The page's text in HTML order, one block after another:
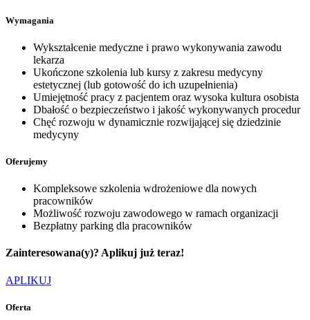
Wymagania
Wykształcenie medyczne i prawo wykonywania zawodu
lekarza
Ukończone szkolenia lub kursy z zakresu medycyny
estetycznej (lub gotowość do ich uzupełnienia)
Umiejętność pracy z pacjentem oraz wysoka kultura osobista
Dbałość o bezpieczeństwo i jakość wykonywanych procedur
Chęć rozwoju w dynamicznie rozwijającej się dziedzinie
medycyny
Oferujemy
Kompleksowe szkolenia wdrożeniowe dla nowych
pracowników
Możliwość rozwoju zawodowego w ramach organizacji
Bezpłatny parking dla pracowników
Zainteresowana(y)? Aplikuj już teraz!
APLIKUJ
Oferta